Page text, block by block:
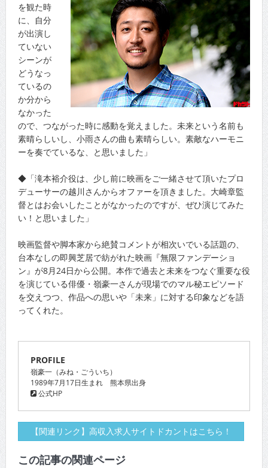
を観た時
に、自分
が出演し
ていない
シーンが
どうなっ
ているの
か分から
なかった
ので、つながった時に感動を覚えました。未来という名前も
素晴らしいし、小雨さんの曲も素晴らしい。素敵なハーモニ
ーを奏でているな、と思いました」
◆「滝本裕介役は、少し前に映画をご一緒させて頂いたプロ
デューサーの越川さんからオファーを頂きました。大崎章監
督とはお会いしたことがなかったのですが、ぜひ演じてみた
い！と思いました」
映画監督や脚本家から絶賛コメントが相次いでいる話題の、
台本なしの即興芝居で紡がれた映画『無限ファンデーショ
ン』が8月24日から公開。本作で過去と未来をつなぐ重要な役
を演じている俳優・嶺豪一さんが現場でのマル秘エピソード
を交えつつ、作品への思いや「未来」に対する印象などを語
ってくれた。
PROFILE
嶺豪一（みね・ごういち）
1989年7月17日生まれ 熊本県出身
公式HP
【関連リンク】高収入求人サイトドカントはこちら！
この記事の関連ページ